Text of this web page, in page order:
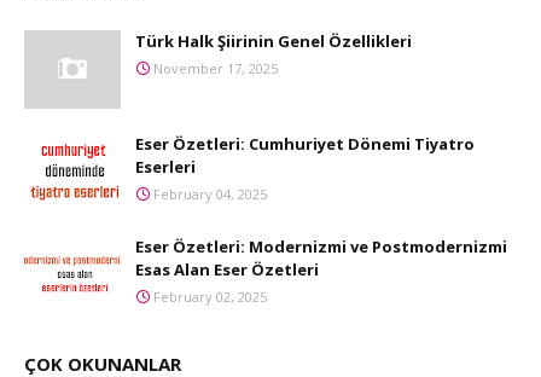
Türk Halk Şiirinin Genel Özellikleri
November 17, 2025
Eser Özetleri: Cumhuriyet Dönemi Tiyatro
Eserleri
February 04, 2025
Eser Özetleri: Modernizmi ve Postmodernizmi
Esas Alan Eser Özetleri
February 02, 2025
ÇOK OKUNANLAR